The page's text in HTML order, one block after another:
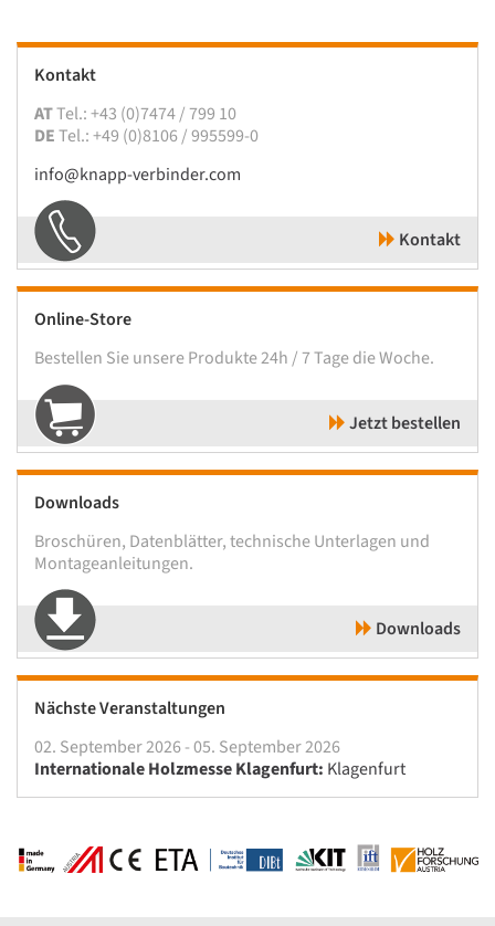
Kontakt
ATTel.: +43 (0)7474 / 799 10
DETel.: +49 (0)8106 / 995599-0
info@knapp-verbinder.com
Kontakt
Online-Store
Bestellen Sie unsere Produkte 24h / 7 Tage die Woche.
Jetzt bestellen
Downloads
Broschüren, Datenblätter, technische Unterlagen und
Montageanleitungen.
Downloads
Nächste Veranstaltungen
02. September 2026 - 05. September 2026
Internationale Holzmesse Klagenfurt: Klagenfurt